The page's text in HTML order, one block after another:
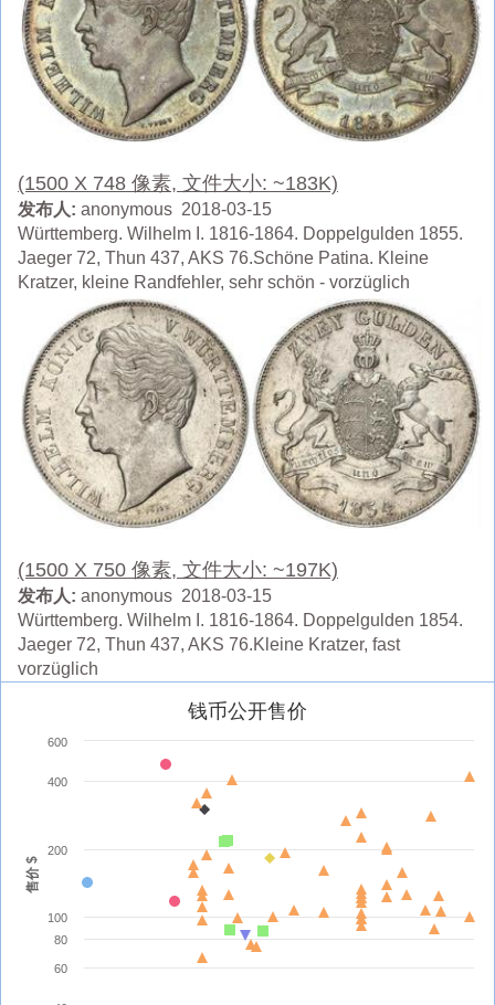
(1500 X 748 像素, 文件大小: ~183K)
发布人: anonymous 2018-03-15
Württemberg. Wilhelm I. 1816-1864. Doppelgulden 1855.
Jaeger 72, Thun 437, AKS 76.Schöne Patina. Kleine
Kratzer, kleine Randfehler, sehr schön - vorzüglich
(1500 X 750 像素, 文件大小: ~197K)
发布人: anonymous 2018-03-15
Württemberg. Wilhelm I. 1816-1864. Doppelgulden 1854.
Jaeger 72, Thun 437, AKS 76.Kleine Kratzer, fast
vorzüglich